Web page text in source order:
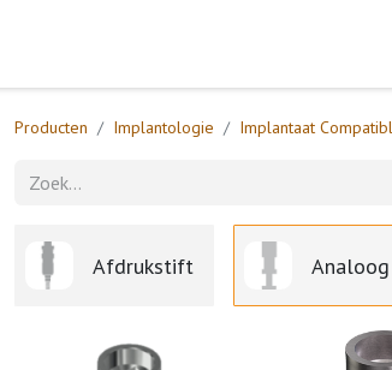
Producten Implantologie Implantaat
Afdrukstift Analoog